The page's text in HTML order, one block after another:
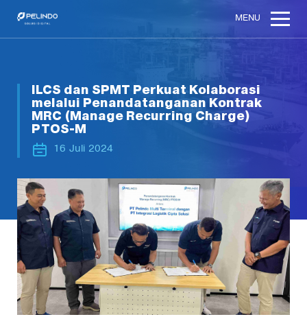
MENU
ILCS dan SPMT Perkuat Kolaborasi
melalui Penandatanganan Kontrak
MRC (Manage Recurring Charge)
PTOS-M
16 Juli 2024